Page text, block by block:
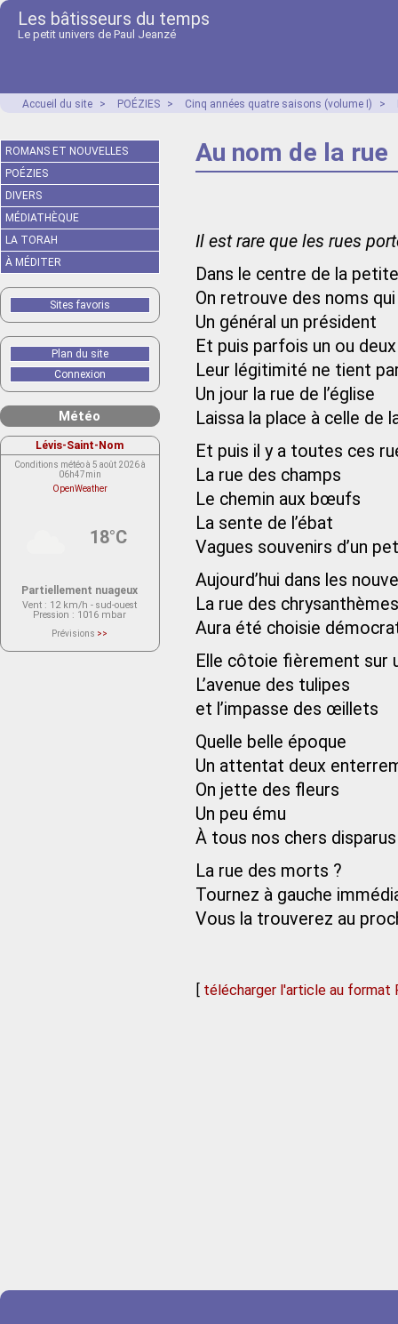
Les bâtisseurs du temps
Le petit univers de Paul Jeanzé
Accueil du site > POÉZIES > Cinq années quatre saisons (volume I) >
Au nom de la rue
Il est rare que les rues
Dans le centre de la
On retrouve des noms
Un général un président
Et puis parfois un ou
Leur légitimité ne tient
Un jour la rue de l’église
Laissa la place à celle de
Et puis il y a toutes ces
La rue des champs
Le chemin aux bœufs
La sente de l’ébat
Vagues souvenirs d’un
Aujourd’hui dans les
La rue des chrysanthèmes
Aura été choisie
Elle côtoie fièrement sur
L’avenue des tulipes
et l’impasse des œillets
Quelle belle époque
Un attentat deux
On jette des fleurs
Un peu ému
À tous nos chers disparus
La rue des morts ?
Tournez à gauche
Vous la trouverez au
[ télécharger l'article au format
ROMANS ET NOUVELLES
POÉZIES
DIVERS
MÉDIATHÈQUE
LA TORAH
À MÉDITER
Sites favoris
Plan du site
Connexion
Météo
Lévis-Saint-Nom
Conditions météo à 5 août 2026 à
06h47min
OpenWeather
18°C
Partiellement nuageux
Vent : 12 km/h - sud-ouest
Pression : 1016 mbar
Prévisions >>
actuellement aucune prévision